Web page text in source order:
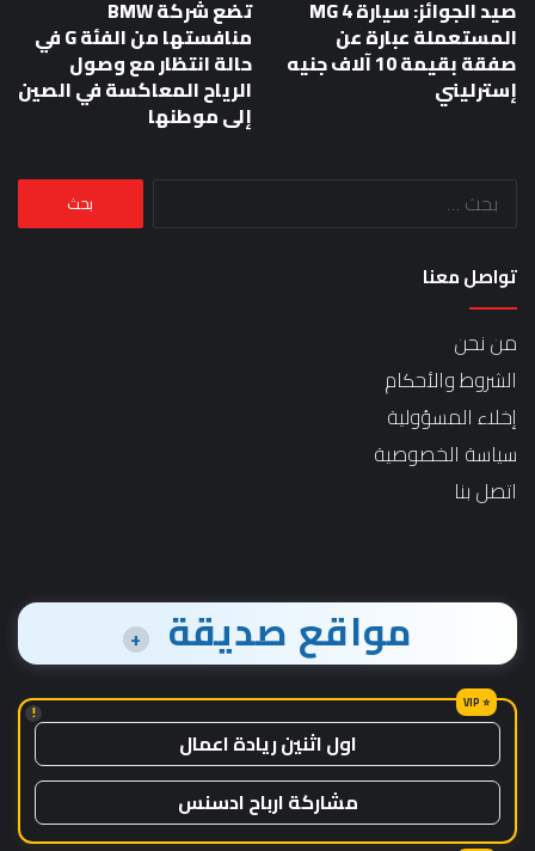
صيد الجوائز: سيارة MG 4
المستعملة عبارة عن
صفقة بقيمة 10 آلاف جنيه
إسترليني
تضع شركة BMW
منافستها من الفئة G في
حالة انتظار مع وصول
الرياح المعاكسة في الصين
إلى موطنها
البحث
تواصل معنا
من نحن
الشروط والأحكام
إخلاء المسؤولية
سياسة الخصوصية
اتصل بنا
مواقع صديقة +
!
اول اثنين ريادة اعمال
مشاركة ارباح ادسنس